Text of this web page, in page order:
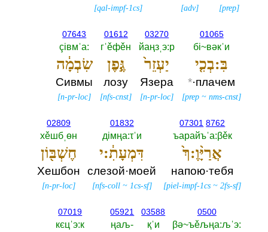
[prep]
[adv]
[qal-impf-1cs]
01065
бi~вәкˈи
בִּ:בְכִ֤י
*·плачем
[prep ~nms-cnst]
03270
йаңзˌэ:р
יַעְזֵר֙
Язера
[n-pr-loc]
01612
гˈěфěн
גֶּ֣פֶן
лозу
[nfs-cnst]
07643
çiвмˈа:‎
שִׂבְמָ֔ה
Сивмы
[n-pr-loc]
07301 8762
ъарайъˈа:βěк
אֲרַיָּ֨וֶ:ךְ֙
напою·тебя
[piel-impf-1cs ~2fs-sf]
01832
дiмңа:τˈи
דִּמְעָתִ֔:י
слезой·моей
[nfs-coll~ 1cs-sf]
02809
хěшбˌөн
חֶשְׁבּ֖וֹן
Хешбон
[n-pr-loc]
0500
βә~ъěљңа:љˈэ:‎
03588
қˈи
05921
ңаљ-‎
07019
кєцˈэ:к